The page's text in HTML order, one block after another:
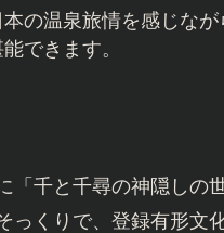
の温泉旅情を感じなが
できます。
「千と千尋の神隠しの
っくりで、登録有形文